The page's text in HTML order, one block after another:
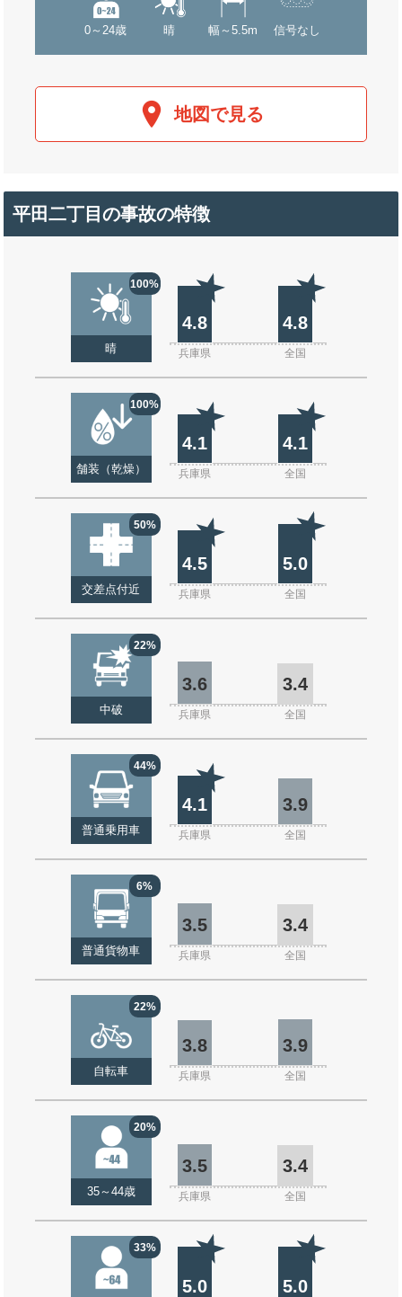
0～24歳 晴 幅～5.5m 信号なし
地図で見る
平田二丁目の事故の特徴
100%
晴
4.8 4.8
兵庫県 全国
100%
舗装（乾燥）
4.1 4.1
兵庫県 全国
50%
交差点付近
4.5 5.0
兵庫県 全国
22%
中破
3.6 3.4
兵庫県 全国
44%
普通乗用車
4.1 3.9
兵庫県 全国
6%
普通貨物車
3.5 3.4
兵庫県 全国
22%
自転車
3.8 3.9
兵庫県 全国
20%
35～44歳
3.5 3.4
兵庫県 全国
33%
5.0 5.0